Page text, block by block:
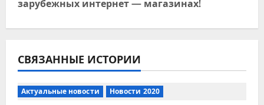
а
ц
и
я
зарубежных интернет — магазинах!
СВЯЗАННЫЕ ИСТОРИИ
Актуальные новости Новости 2020